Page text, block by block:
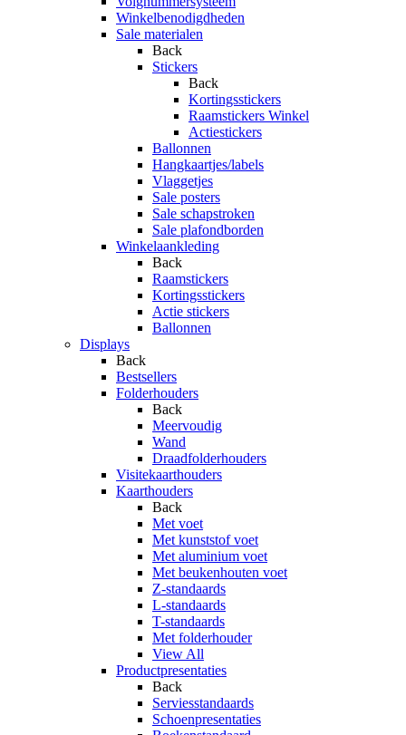
Winkelbenodigdheden
Sale materialen
Back
Stickers
Back
Kortingsstickers
Raamstickers Winkel
Actiestickers
Ballonnen
Hangkaartjes/labels
Vlaggetjes
Sale posters
Sale schapstroken
Sale plafondborden
Winkelaankleding
Back
Raamstickers
Kortingsstickers
Actie stickers
Ballonnen
Displays
Back
Bestsellers
Folderhouders
Back
Meervoudig
Wand
Draadfolderhouders
Visitekaarthouders
Kaarthouders
Back
Met voet
Met kunststof voet
Met aluminium voet
Met beukenhouten voet
Z-standaards
L-standaards
T-standaards
Met folderhouder
View All
Productpresentaties
Back
Serviesstandaards
Schoenpresentaties